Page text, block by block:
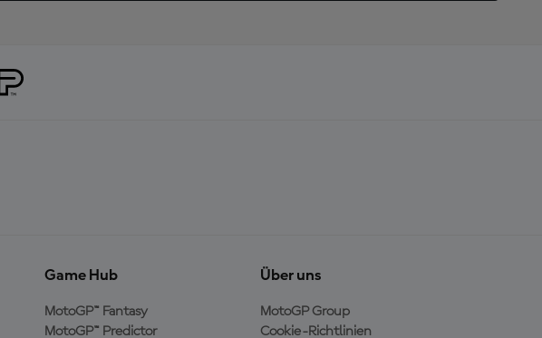
Game Hub
MotoGP™ Fantasy
MotoGP™ Predictor
Über uns
MotoGP Group
Cookie-Richtlinien